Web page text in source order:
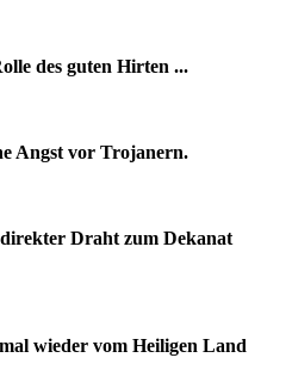
des guten Hirten ...
Angst vor Trojanern.
Draht zum Dekanat
wieder vom Heiligen Land